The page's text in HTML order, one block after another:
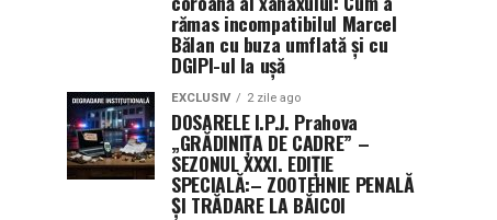
rămas incompatibilul Marcel
Bălan cu buza umflată și cu
DGIPI-ul la ușă
EXCLUSIV 2 zile ago
DOSARELE I.P.J. Prahova
„GRĂDINIȚA DE CADRE” –
SEZONUL XXXI. EDIȚIE
SPECIALĂ:– ZOOTEHNIE PENALĂ
ȘI TRĂDARE LA BĂICOI